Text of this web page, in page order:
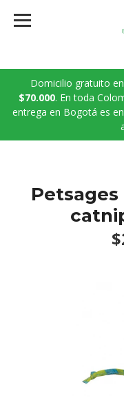
Domicilio gratuito
$70.000. En toda
entrega en Bogotá es